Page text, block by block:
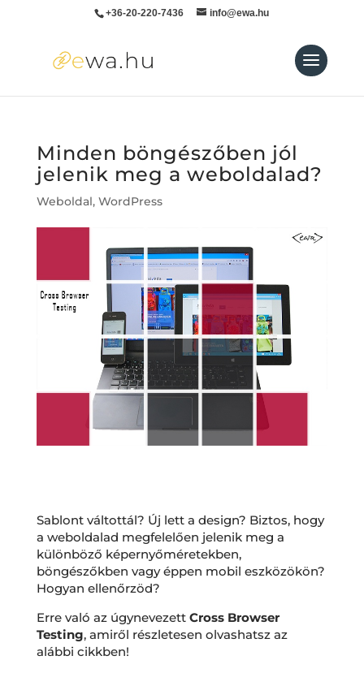
+36-20-220-7436 info@ewa.hu
Minden böngészőben jól
jelenik meg a weboldalad?
Weboldal, WordPress
Sablont váltottál? Új lett a design? Biztos, hogy
a weboldalad megfelelően jelenik meg a
különböző képernyőméretekben,
böngészőkben vagy éppen mobil eszközökön?
Hogyan ellenőrzöd?
Erre való az úgynevezett Cross Browser
Testing, amiről részletesen olvashatsz az
alábbi cikkben!